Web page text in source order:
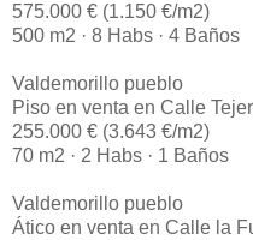
575.000 € (1.150 €/m2)
500 m2 · 8 Habs · 4 Baños
Valdemorillo pueblo
Piso en venta en Calle
255.000 € (3.643 €/m2)
70 m2 · 2 Habs · 1 Baños
Valdemorillo pueblo
Ático en venta en Calle la